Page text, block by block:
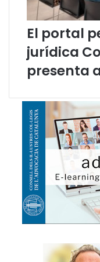
s
e
r
l
0
1
8
El portal
jurídica
presenta